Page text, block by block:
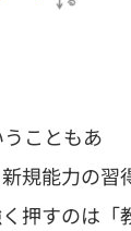
こともあ
規能力の習
押すのは「